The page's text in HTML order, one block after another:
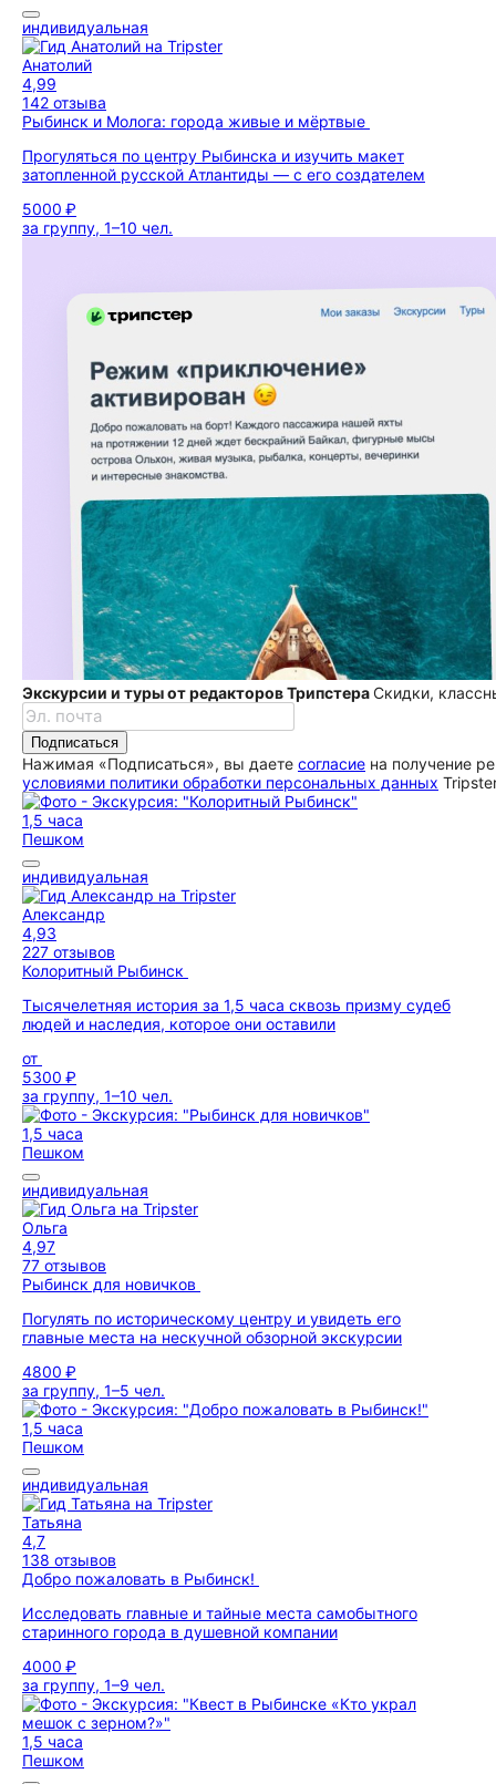
индивидуальная
Анатолий
4,99
142 отзыва
Рыбинск и Молога: города живые и мёртвые
Прогуляться по центру Рыбинска и изучить макет
затопленной русской Атлантиды — с его создателем
5000 ₽
за группу, 1–10 чел.
Экскурсии и туры от редакторов ТрипстераСкидки,
Подписаться
Нажимая «Подписаться», вы даете согласие на получение
условиями политики обработки персональных данных
1,5 часа
Пешком
индивидуальная
Александр
4,93
227 отзывов
Колоритный Рыбинск
Тысячелетняя история за 1,5 часа сквозь призму судеб
людей и наследия, которое они оставили
от
5300 ₽
за группу, 1–10 чел.
1,5 часа
Пешком
индивидуальная
Ольга
4,97
77 отзывов
Рыбинск для новичков
Погулять по историческому центру и увидеть его
главные места на нескучной обзорной экскурсии
4800 ₽
за группу, 1–5 чел.
1,5 часа
Пешком
индивидуальная
Татьяна
4,7
138 отзывов
Добро пожаловать в Рыбинск!
Исследовать главные и тайные места самобытного
старинного города в душевной компании
4000 ₽
за группу, 1–9 чел.
1,5 часа
Пешком